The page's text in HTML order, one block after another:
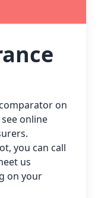
on
online
you can call
us
on your